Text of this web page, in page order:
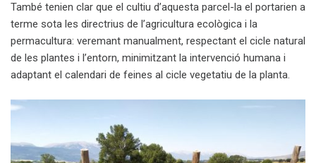
També tenien clar que el cultiu d’aquesta parcel-la el portarien a
terme sota les directrius de l’agricultura ecològica i la
permacultura: veremant manualment, respectant el cicle natural
de les plantes i l’entorn, minimitzant la intervenció humana i
adaptant el calendari de feines al cicle vegetatiu de la planta.